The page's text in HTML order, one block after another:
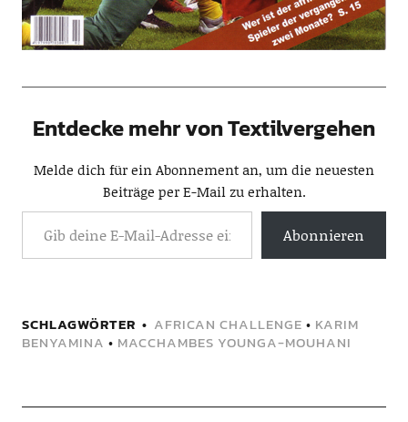
Entdecke mehr von Textilvergehen
Melde dich für ein Abonnement an, um die neuesten
Beiträge per E-Mail zu erhalten.
Abonnieren
SCHLAGWÖRTER AFRICAN CHALLENGE • KARIM
BENYAMINA • MACCHAMBES YOUNGA-MOUHANI